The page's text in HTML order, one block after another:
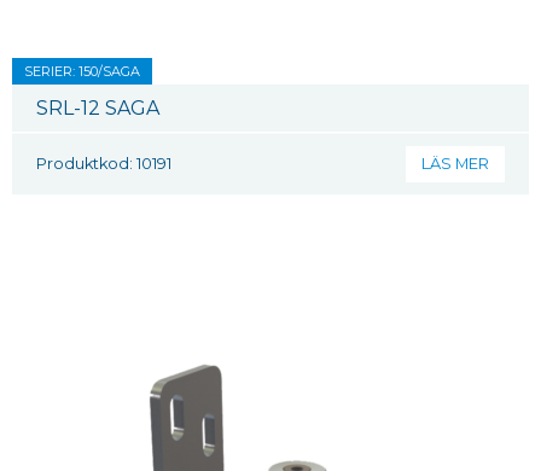
SERIER: 150/SAGA
SRL-12 SAGA
Produktkod: 10191 LÄS MER